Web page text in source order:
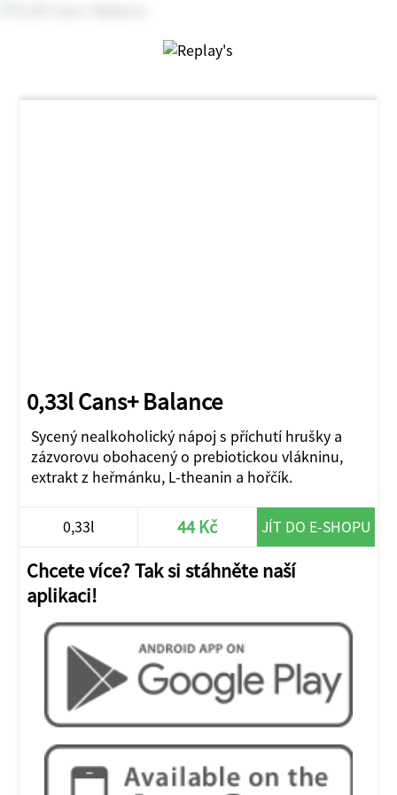
0,33l Cans+ Balance
Sycený nealkoholický nápoj s příchutí hrušky a
zázvorovu obohacený o prebiotickou vlákninu,
extrakt z heřmánku, L-theanin a hořčík.
0,33l 44 Kč JÍT DO E-SHOPU
Chcete více? Tak si stáhněte naší
aplikaci!